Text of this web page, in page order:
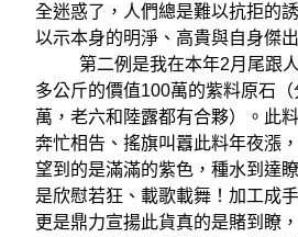
全迷惑了，人們總是難以抗拒的
以示本身的明淨、高貴與自身傑
第二例是我在本年2月尾跟人
多公斤的價值100萬的紫料原石
萬，老六和陸露都有合夥）。此
奔忙相告、搖旗叫囂此料年夜漲
望到的是滿滿的紫色，種水到達
是欣慰若狂、載歌載舞！加工成
更是鼎力宣揚此貨真的是賭到瞭